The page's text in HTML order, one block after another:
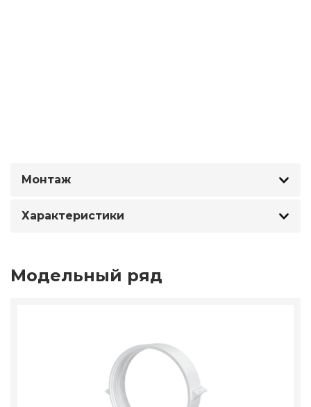
Монтаж
Характеристики
Модельный ряд